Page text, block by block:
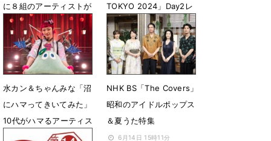
に８組のアーティストが
参戦決定
10月23日 07時00分
TOKYO 2024」Day2レ
ポート
7月17日 16時40分
水カン＆ちゃんみな「沼
にハマってきいてみた」
10代がハマるアーティス
ト特集に登場
NHK BS「The Covers」
昭和のアイドルポップス
＆夏うた特集
6月14日 15時11分